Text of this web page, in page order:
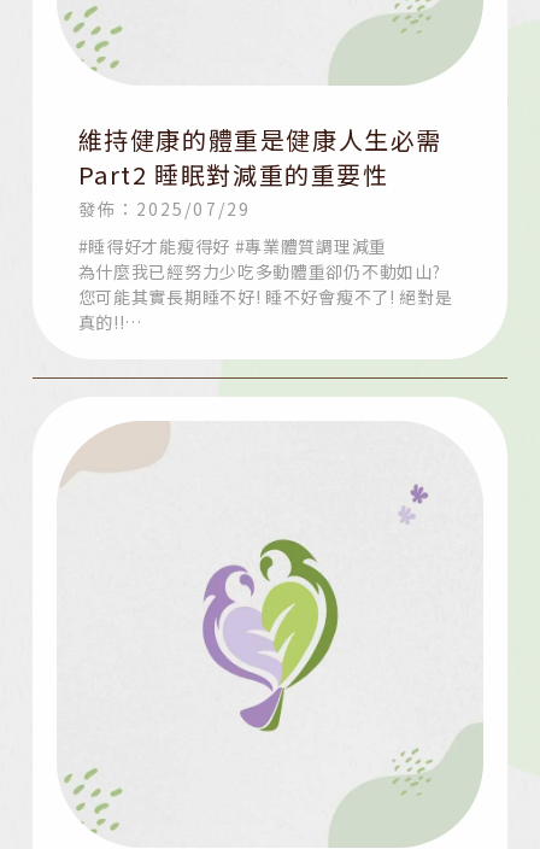
維持健康的體重是健康人生必需
Part2 睡眠對減重的重要性
發佈：2025/07/29
#睡得好才能瘦得好 #專業體質調理減重
為什麼我已經努力少吃多動體重卻仍不動如山?
您可能其實長期睡不好! 睡不好會瘦不了! 絕對是
真的!!